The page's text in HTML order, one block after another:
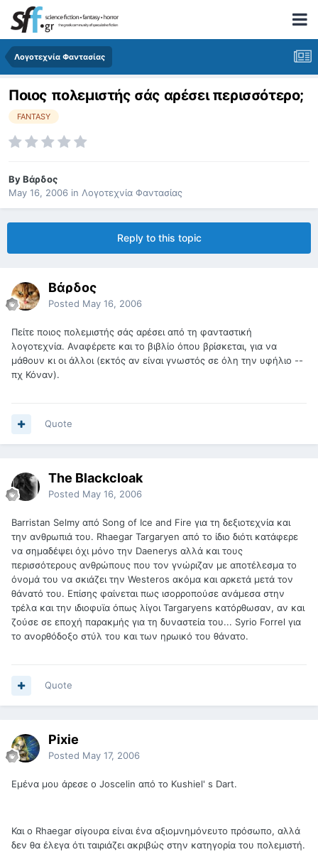
Λογοτεχνία Φαντασίας
Ποιος πολεμιστής σάς αρέσει περισσότερο;
FANTASY
ByΒάρδος
May 16, 2006 in Λογοτεχνία Φαντασίας
Reply to this topic
Βάρδος
Posted May 16, 2006
Πείτε ποιος πολεμιστής σάς αρέσει από τη φανταστική
λογοτεχνία. Αναφέρετε και το βιβλίο όπου βρίσκεται, για να
μάθουν κι οι άλλοι (εκτός αν είναι γνωστός σε όλη την υφήλιο --
πχ Κόναν).
Quote
The Blackcloak
Posted May 16, 2006
Barristan Selmy από Song of Ice and Fire για τη δεξιοτεχνία και
την ανθρωπιά του. Rhaegar Targaryen από το ίδιο διότι κατάφερε
να σημαδέψει όχι μόνο την Daenerys αλλά και τους
περισσότερους ανθρώπους που τον γνώριζαν με αποτέλεσμα το
όνομά του να σκιάζει την Westeros ακόμα και αρκετά μετά τον
θάνατό του. Επίσης φαίνεται πως ισορροπούσε ανάμεσα στην
τρέλα και την ιδιοφυϊα όπως λίγοι Targaryens κατόρθωσαν, αν και
ζούσε σε εποχή παρακμής για τη δυναστεία του... Syrio Forrel για
το ανορθόδοξο στύλ του και των ηρωικό του θάνατο.
Quote
Pixie
Posted May 17, 2006
Εμένα μου άρεσε ο Joscelin από το Kushiel' s Dart.
Και ο Rhaegar σίγουρα είναι ένα αξιομνημόνευτο πρόσωπο, αλλά
δεν θα έλεγα ότι ταιριάζει ακριβώς στην κατηγορία του πολεμιστή.